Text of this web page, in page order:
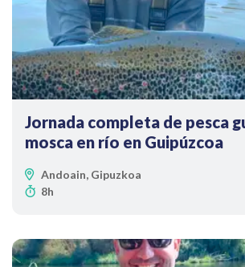
Jornada completa de pesca
mosca en río en Guipúzcoa
Andoain, Gipuzkoa
8h